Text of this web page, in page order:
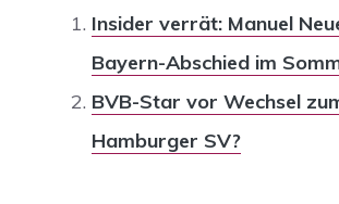
Insider verrät: Manuel
Bayern-Abschied im
BVB-Star vor Wechsel
Hamburger SV?